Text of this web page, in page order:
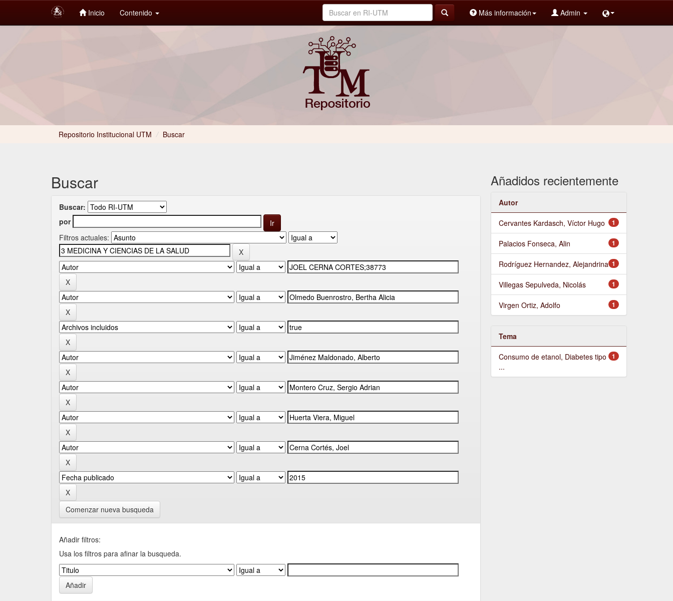
Inicio Contenido Más información Admin
Repositorio Institucional UTM / Buscar
Buscar
Buscar:
por
Filtros actuales:
Comenzar nueva busqueda
Añadir filtros:
Usa los filtros para afinar la busqueda.
Añadidos recientemente
Autor
1
Cervantes Kardasch, Víctor Hugo
1
Palacios Fonseca, Alin
1
Rodríguez Hernandez, Alejandrina
1
Villegas Sepulveda, Nicolás
1
Virgen Ortiz, Adolfo
Tema
1
Consumo de etanol, Diabetes tipo
...